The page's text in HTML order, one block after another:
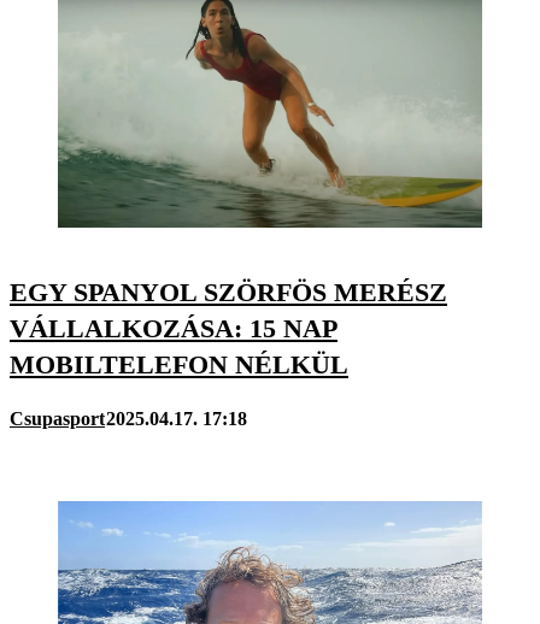
EGY SPANYOL SZÖRFÖS MERÉSZ
VÁLLALKOZÁSA: 15 NAP
MOBILTELEFON NÉLKÜL
Csupasport2025.04.17. 17:18